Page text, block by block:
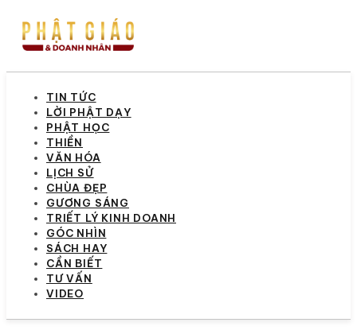
TIN TỨC
LỜI PHẬT DẠY
PHẬT HỌC
THIỀN
VĂN HÓA
LỊCH SỬ
CHÙA ĐẸP
GƯƠNG SÁNG
TRIẾT LÝ KINH DOANH
GÓC NHÌN
SÁCH HAY
CẦN BIẾT
TƯ VẤN
VIDEO